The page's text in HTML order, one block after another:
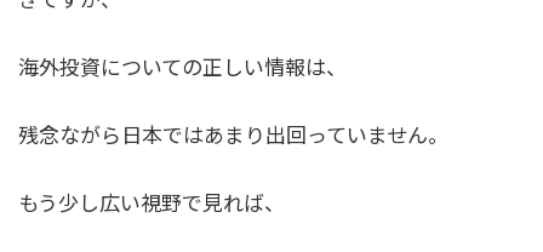
海外投資についての正しい情報は、
残念ながら日本ではあまり出回っていません。
もう少し広い視野で見れば、